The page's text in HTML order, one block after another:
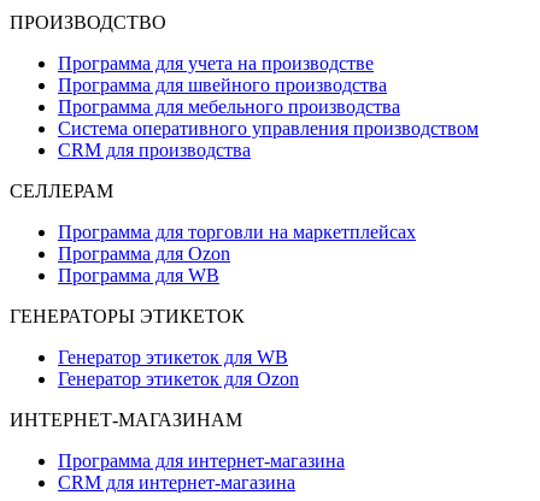
ПРОИЗВОДСТВО
Программа для учета на производстве
Программа для швейного производства
Программа для мебельного производства
Система оперативного управления производством
CRM для производства
СЕЛЛЕРАМ
Программа для торговли на маркетплейсах
Программа для Ozon
Программа для WB
ГЕНЕРАТОРЫ ЭТИКЕТОК
Генератор этикеток для WB
Генератор этикеток для Ozon
ИНТЕРНЕТ-МАГАЗИНАМ
Программа для интернет-магазина
CRM для интернет-магазина